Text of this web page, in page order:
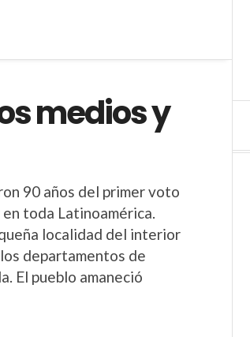
medios y
90 años del primer voto
toda Latinoamérica.
localidad del interior
departamentos de
El pueblo amaneció